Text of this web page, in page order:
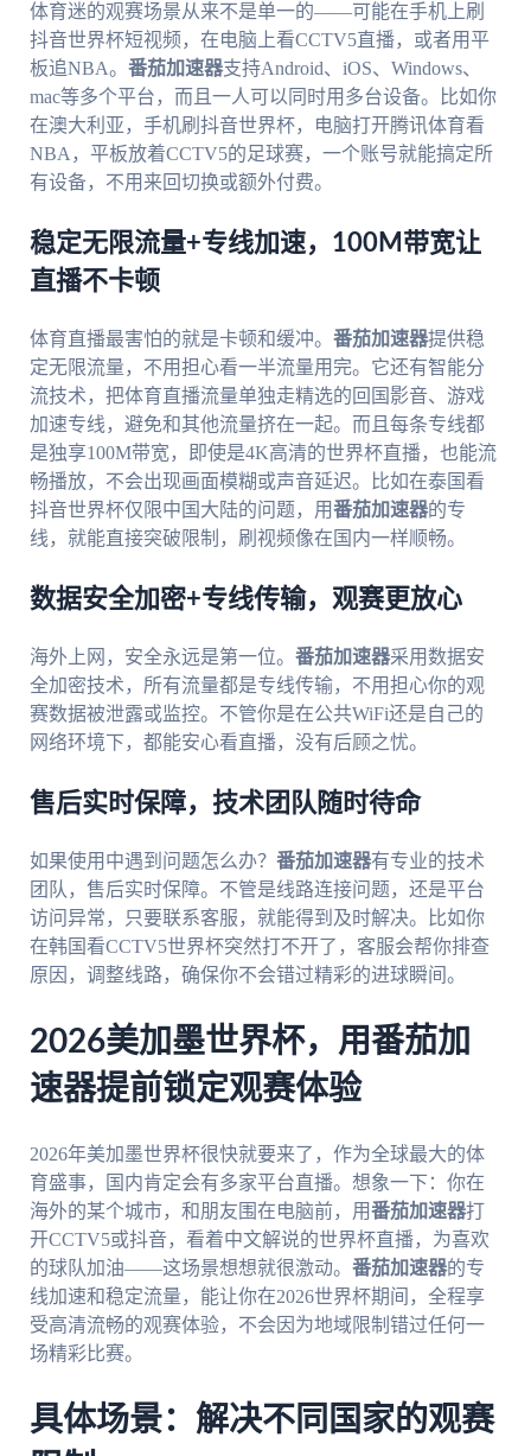
体育迷的观赛场景从来不是单一的——可能在手机上刷
抖音世界杯短视频，在电脑上看CCTV5直播，或者用平
板追NBA。 番茄加速器支持Android、iOS、Windows、
mac等多个平台，而且一人可以同时用多台设备。比如你
在澳大利亚，手机刷抖音世界杯，电脑打开腾讯体育看
NBA，平板放着CCTV5的足球赛，一个账号就能搞定所
有设备，不用来回切换或额外付费。
稳定无限流量+专线加速，100M带宽让
直播不卡顿
体育直播最害怕的就是卡顿和缓冲。 番茄加速器提供稳
定无限流量，不用担心看一半流量用完。它还有智能分
流技术，把体育直播流量单独走精选的回国影音、游戏
加速专线，避免和其他流量挤在一起。而且每条专线都
是独享100M带宽，即使是4K高清的世界杯直播，也能流
畅播放，不会出现画面模糊或声音延迟。比如在泰国看
抖音世界杯仅限中国大陆的问题，用番茄加速器的专
线，就能直接突破限制，刷视频像在国内一样顺畅。
数据安全加密+专线传输，观赛更放心
海外上网，安全永远是第一位。 番茄加速器采用数据安
全加密技术，所有流量都是专线传输，不用担心你的观
赛数据被泄露或监控。不管你是在公共WiFi还是自己的
网络环境下，都能安心看直播，没有后顾之忧。
售后实时保障，技术团队随时待命
如果使用中遇到问题怎么办？ 番茄加速器有专业的技术
团队，售后实时保障。不管是线路连接问题，还是平台
访问异常，只要联系客服，就能得到及时解决。比如你
在韩国看CCTV5世界杯突然打不开了，客服会帮你排查
原因，调整线路，确保你不会错过精彩的进球瞬间。
2026美加墨世界杯，用番茄加
速器提前锁定观赛体验
2026年美加墨世界杯很快就要来了，作为全球最大的体
育盛事，国内肯定会有多家平台直播。想象一下：你在
海外的某个城市，和朋友围在电脑前，用番茄加速器打
开CCTV5或抖音，看着中文解说的世界杯直播，为喜欢
的球队加油——这场景想想就很激动。 番茄加速器的专
线加速和稳定流量，能让你在2026世界杯期间，全程享
受高清流畅的观赛体验，不会因为地域限制错过任何一
场精彩比赛。
具体场景：解决不同国家的观赛